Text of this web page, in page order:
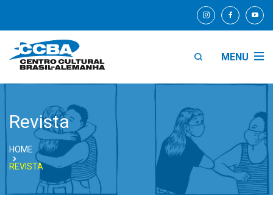
MENU
Revista
HOME
REVISTA